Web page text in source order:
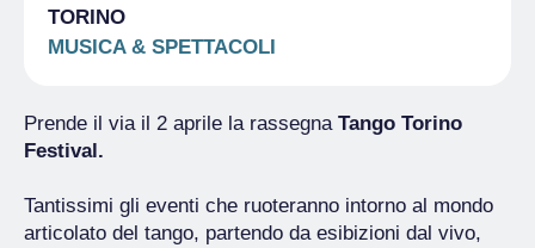
TORINO
MUSICA & SPETTACOLI
Prende il via il 2 aprile la rassegna Tango Torino
Festival.
Tantissimi gli eventi che ruoteranno intorno al mondo
articolato del tango, partendo da esibizioni dal vivo,